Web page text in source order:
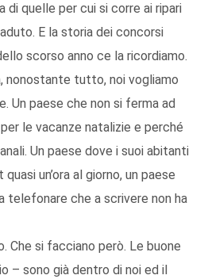
di quelle per cui si corre ai ripari
E la storia dei concorsi
scorso anno ce la ricordiamo.
nonostante tutto, noi vogliamo
Un paese che non si ferma ad
le vacanze natalizie e perché
Un paese dove i suoi abitanti
un’ora al giorno, un paese
telefonare che a scrivere non ha
Che si facciano però. Le buone
– sono già dentro di noi ed il